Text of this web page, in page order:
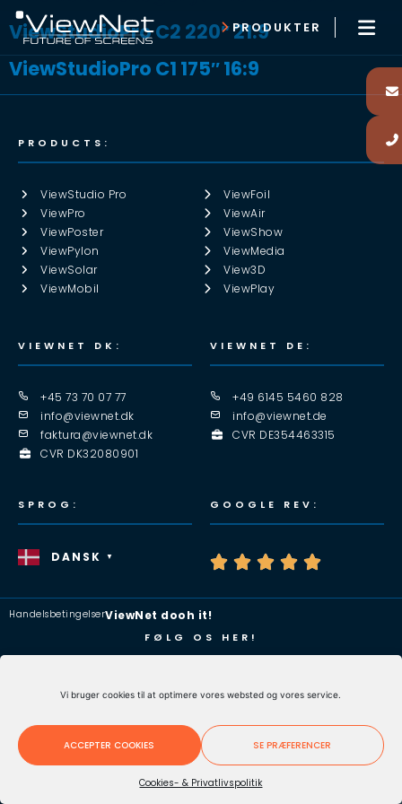
Vi bruger cookies til at optimere vores websted og vores service.
ACCEPTER COOKIES SE PRÆFERENCER
Cookies- & Privatlivspolitik
PRODUKTER
ViewStudioPro C2 220″ 21:9
ViewStudioPro C1 175″ 16:9
PRODUCTS:
ViewStudio Pro
ViewPro
ViewPoster
ViewPylon
ViewSolar
ViewMobil
ViewFoil
ViewAir
ViewShow
ViewMedia
View3D
ViewPlay
VIEWNET DK:
+45 73 70 07 77
info@viewnet.dk
faktura@viewnet.dk
CVR DK32080901
SPROG:
DANSK ▼
VIEWNET DE:
+49 6145 5460 828
info@viewnet.de
CVR DE354463315
GOOGLE REV:
    
HandelsbetingelserViewNet dooh it!
FØLG OS HER!